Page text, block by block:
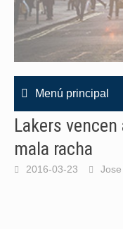
Menú principal
Lakers
mala racha
2016-03-23